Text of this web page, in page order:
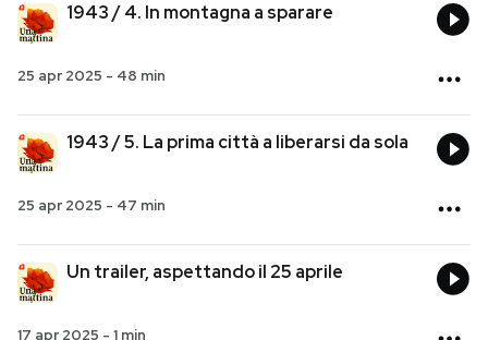
1943 / 4. In montagna a sparare
25 apr 2025 - 48 min
1943 / 5. La prima città a liberarsi da sola
25 apr 2025 - 47 min
Un trailer, aspettando il 25 aprile
17 apr 2025 - 1 min